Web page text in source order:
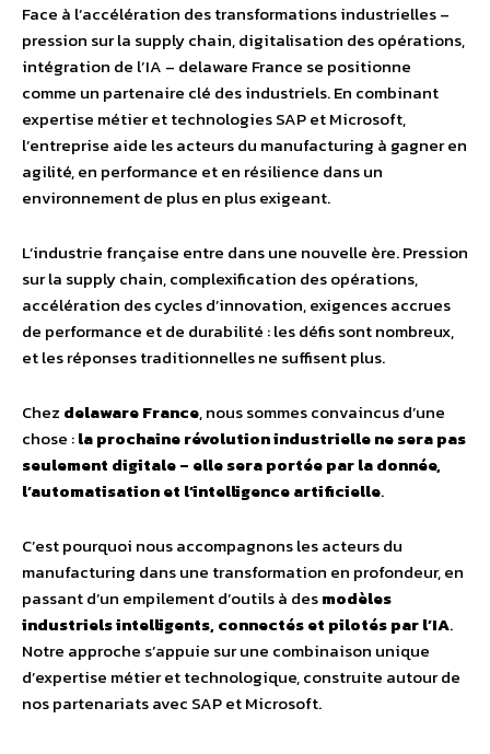
Face à l’accélération des transformations industrielles –
pression sur la supply chain, digitalisation des opérations,
intégration de l’IA – delaware France se positionne
comme un partenaire clé des industriels. En combinant
expertise métier et technologies SAP et Microsoft,
l’entreprise aide les acteurs du manufacturing à gagner en
agilité, en performance et en résilience dans un
environnement de plus en plus exigeant.
L’industrie française entre dans une nouvelle ère. Pression
sur la supply chain, complexification des opérations,
accélération des cycles d’innovation, exigences accrues
de performance et de durabilité : les défis sont nombreux,
et les réponses traditionnelles ne suffisent plus.
Chez delaware France, nous sommes convaincus d’une
chose :la prochaine révolution industrielle ne sera pas
seulement digitale – elle sera portée par la donnée,
l’automatisation et l’intelligence artificielle.
C’est pourquoi nous accompagnons les acteurs du
manufacturing dans une transformation en profondeur, en
passant d’un empilement d’outils à desmodèles
industriels intelligents, connectés et pilotés par l’IA.
Notre approche s’appuie sur une combinaison unique
d’expertise métier et technologique, construite autour de
nos partenariats avec SAP et Microsoft.